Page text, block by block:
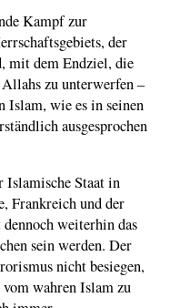
Kampf zur
der
mit dem Endziel, die
zu unterwerfen –
Islam, wie es in seinen
ausgesprochen
Islamische Staat in
Frankreich und der
weiterhin das
sein werden. Der
nicht besiegen,
wahren Islam zu